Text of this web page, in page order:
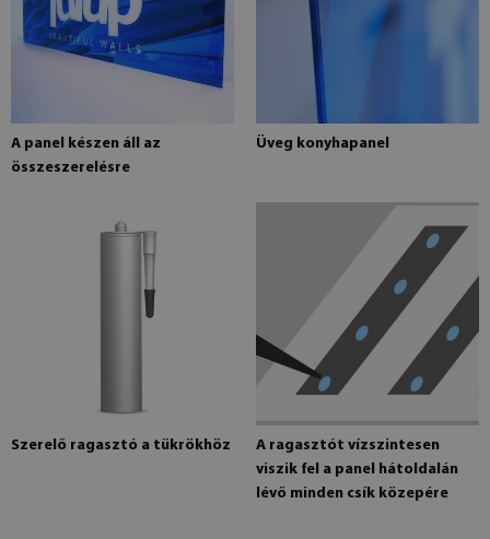
A panel készen áll az
összeszerelésre
Üveg konyhapanel
Szerelő ragasztó a tükrökhöz
A ragasztót vízszintesen
viszik fel a panel hátoldalán
lévő minden csík közepére